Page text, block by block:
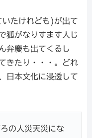
たけれども)が出て
狐がなりすます人じ
弁慶も出てくるし
きたり・・・。どれ
日本文化に浸透して
の人災天災にな